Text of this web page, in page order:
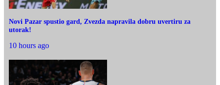
Novi Pazar spustio gard, Zvezda napravila dobru uvertiru za
utorak!
10 hours ago